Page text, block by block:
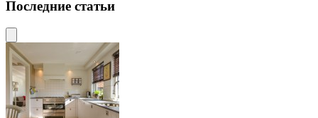
Последние статьи